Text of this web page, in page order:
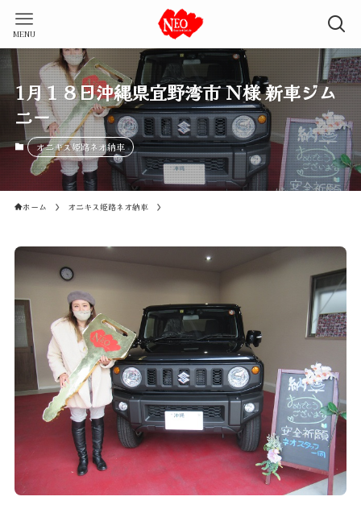
MENU
1月１８日沖縄県宜野湾市 Ｎ様 新車ジム
ニー
オニキス姫路ネオ納車
ホーム オニキス姫路ネオ納車